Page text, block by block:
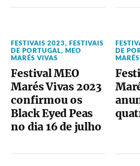
FESTIVAIS 2023,
FESTIVAIS
DE PORTUGAL, MEO
MARÉS VIVAS
Festival MEO
Marés Vivas 2023
confirmou os
Black Eyed Peas
no dia 16 de julho
DE